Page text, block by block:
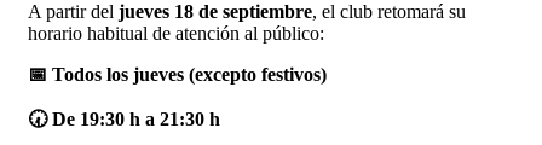
A partir del jueves 18 de septiembre, el club retomará su
horario habitual de atención al público:
📅 Todos los jueves (excepto festivos)
🕢 De 19:30 h a 21:30 h